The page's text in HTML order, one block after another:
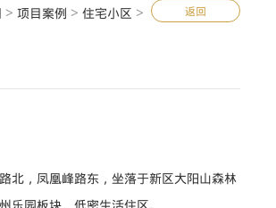
返回
> 项目案例 > 住宅小区 >
北，凤凰峰路东，坐落于新区大阳山森林